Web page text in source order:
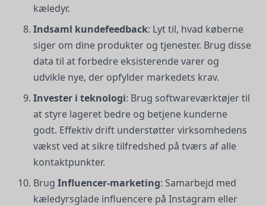
kæledyr.
Indsaml kundefeedback: Lyt til, hvad køberne
siger om dine produkter og tjenester. Brug disse
data til at forbedre eksisterende varer og
udvikle nye, der opfylder markedets krav.
Invester i teknologi: Brug softwareværktøjer til
at styre lageret bedre og betjene kunderne
godt. Effektiv drift understøtter virksomhedens
vækst ved at sikre tilfredshed på tværs af alle
kontaktpunkter.
Brug Influencer-marketing: Samarbejd med
kæledyrsglade influencere på Instagram eller